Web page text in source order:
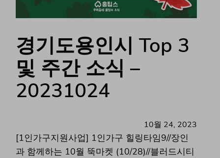
경기도용인시 Top 3
및 주간 소식 –
20231024
10월 24, 2023
[1인가구지원사업] 1인가구 힐링타임9//장인
과 함께하는 10월 뚝마켓 (10/28)//블러드시티